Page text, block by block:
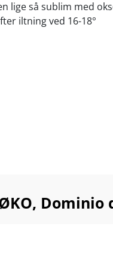
lige så sublim med
iltning ved 16-18°
Dominio